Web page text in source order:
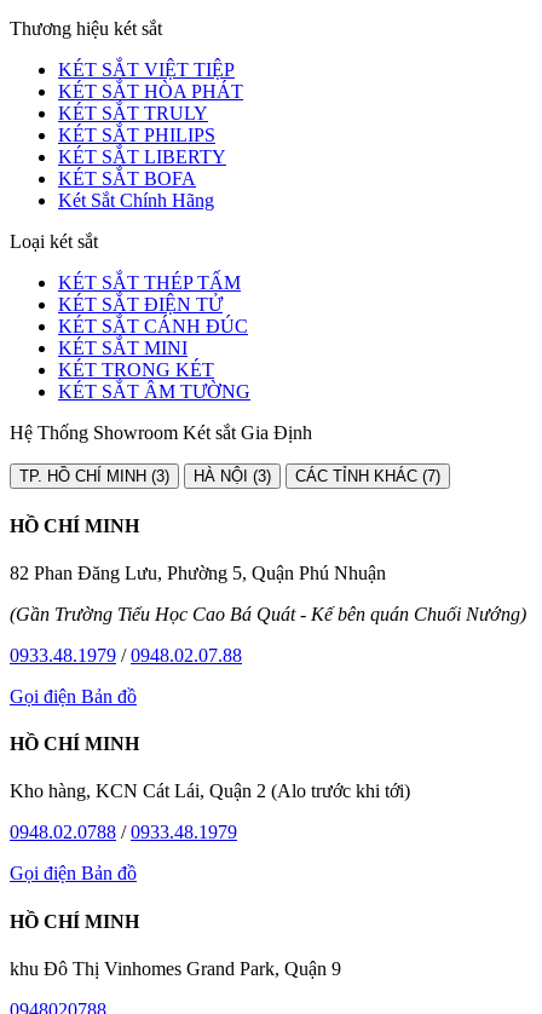
Thương hiệu két sắt
KÉT SẮT VIỆT TIỆP
KÉT SẮT HÒA PHÁT
KÉT SẮT TRULY
KÉT SẮT PHILIPS
KÉT SẮT LIBERTY
KÉT SẮT BOFA
Két Sắt Chính Hãng
Loại két sắt
KÉT SẮT THÉP TẤM
KÉT SẮT ĐIỆN TỬ
KÉT SẮT CÁNH ĐÚC
KÉT SẮT MINI
KÉT TRONG KÉT
KÉT SẮT ÂM TƯỜNG
Hệ Thống Showroom Két sắt Gia Định
TP. HỒ CHÍ MINH (3) HÀ NỘI (3) CÁC TỈNH KHÁC (7)
HỒ CHÍ MINH
82 Phan Đăng Lưu, Phường 5, Quận Phú Nhuận
(Gần Trường Tiểu Học Cao Bá Quát - Kế bên quán Chuối Nướng)
0933.48.1979 /0948.02.07.88
Gọi điện Bản đồ
HỒ CHÍ MINH
Kho hàng, KCN Cát Lái, Quận 2 (Alo trước khi tới)
0948.02.0788 /0933.48.1979
Gọi điện Bản đồ
HỒ CHÍ MINH
khu Đô Thị Vinhomes Grand Park, Quận 9
0948020788